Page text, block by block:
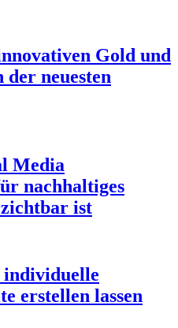
Gold und
neuesten
Media
nachhaltiges
ist
individuelle
erstellen lassen